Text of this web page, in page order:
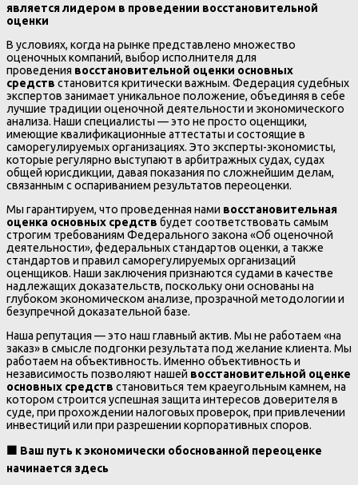
является лидером в проведении восстановительной
оценки
В условиях, когда на рынке представлено множество
оценочных компаний, выбор исполнителя для
проведения восстановительной оценки основных
средств становится критически важным. Федерация судебных
экспертов занимает уникальное положение, объединяя в себе
лучшие традиции оценочной деятельности и экономического
анализа. Наши специалисты — это не просто оценщики,
имеющие квалификационные аттестаты и состоящие в
саморегулируемых организациях. Это эксперты-экономисты,
которые регулярно выступают в арбитражных судах, судах
общей юрисдикции, давая показания по сложнейшим делам,
связанным с оспариванием результатов переоценки.
Мы гарантируем, что проведенная нами восстановительная
оценка основных средств будет соответствовать самым
строгим требованиям Федерального закона «Об оценочной
деятельности», федеральных стандартов оценки, а также
стандартов и правил саморегулируемых организаций
оценщиков. Наши заключения признаются судами в качестве
надлежащих доказательств, поскольку они основаны на
глубоком экономическом анализе, прозрачной методологии и
безупречной доказательной базе.
Наша репутация — это наш главный актив. Мы не работаем «на
заказ» в смысле подгонки результата под желание клиента. Мы
работаем на объективность. Именно объективность и
независимость позволяют нашей восстановительной оценке
основных средств становиться тем краеугольным камнем, на
котором строится успешная защита интересов доверителя в
суде, при прохождении налоговых проверок, при привлечении
инвестиций или при разрешении корпоративных споров.
Ваш путь к экономически обоснованной переоценке
начинается здесь